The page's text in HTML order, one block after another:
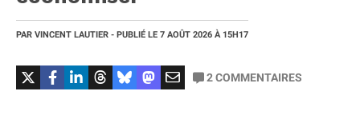
PAR VINCENT LAUTIER - PUBLIÉ LE 7 AOÛT 2026 À 15H17
2COMMENTAIRES